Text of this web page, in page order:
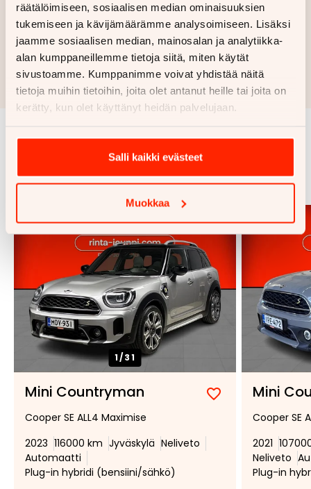
räätälöimiseen, sosiaalisen median ominaisuuksien
tukemiseen ja kävijämäärämme analysoimiseen. Lisäksi
jaamme sosiaalisen median, mainosalan ja analytiikka-
alan kumppaneillemme tietoja siitä, miten käytät
sivustoamme. Kumppanimme voivat yhdistää näitä
tietoja muihin tietoihin, joita olet antanut heille tai joita on
kerätty, kun olet käyttänyt heidän palvelujaan.
Salli kaikki evästeet
Muokkaa
Haluan myös tarjouksen vakuutuksesta
Hae rahoitustarjous
Rahoituslaskelma on suuntaa antava ja edellyttää hyväksytyn
luottopäätöksen ja kaskovakuutuksen.
Samankaltaisia ajoneuvoja
Katso kaikki
1/31
Mini Countryman
Lisää
suosikiksi
Poista
suosikeista
Cooper SE ALL4 Maximise
2023 116000 km Jyväskylä Neliveto
Automaatti
Plug-in hybridi (bensiini/sähkö)
Mini
Cooper SE
2021
Neliveto
Plug-in